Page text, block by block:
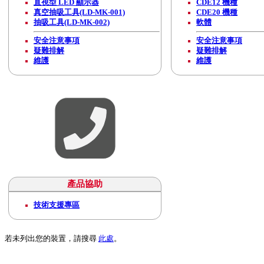
直視型 LED 顯示器
真空抽吸工具(LD-MK-001)
抽吸工具(LD-MK-002)
安全注意事項
疑難排解
維護
CDE12 機種
CDE20 機種
軟體
安全注意事項
疑難排解
維護
產品協助
技術支援專區
若未列出您的裝置，請搜尋 此處 。